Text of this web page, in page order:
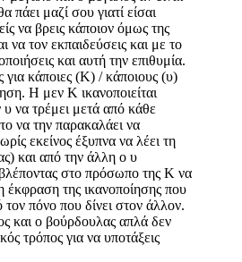
πάει μαζί σου γιατί είσαι
να βρεις κάποιον όμως της
να τον εκπαιδεύσεις και με το
και αυτή την επιθυμία.
κάποιες (Κ) / κάποιους (υ)
Η μεν Κ ικανοποιείται
υ να τρέμει μετά από κάθε
να την παρακαλάει να
εκείνος έξυπνα να λέει τη
και από την άλλη ο υ
βλέποντας στο πρόσωπο της Κ να
έκφραση της ικανοποίησης που
τον πόνο που δίνει στον άλλον.
και ο βούρδουλας απλά δεν
τρόπος για να υποτάξεις